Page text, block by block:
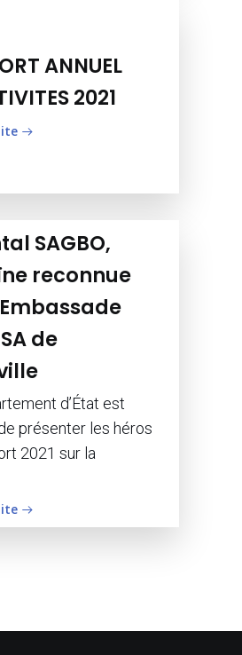
ANNUEL
2021
SAGBO,
reconnue
de
d’État est
présenter les héros
2021 sur la